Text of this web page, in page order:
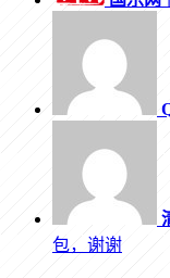
包，谢谢